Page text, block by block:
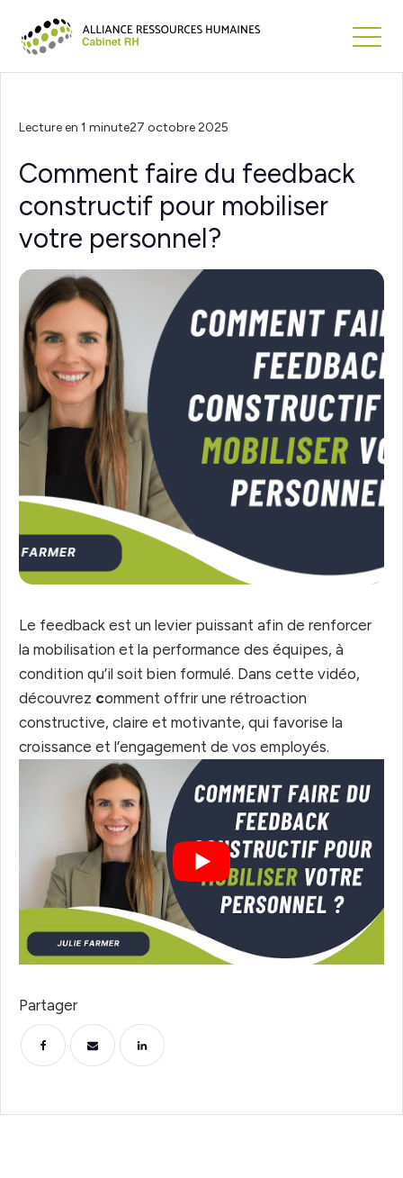
Lecture en 1 minute27 octobre 2025
Comment faire du feedback
constructif pour mobiliser
votre personnel?
Le feedback est un levier puissant afin de renforcer
la mobilisation et la performance des équipes, à
condition qu’il soit bien formulé. Dans cette vidéo,
découvrez comment offrir une rétroaction
constructive, claire et motivante, qui favorise la
croissance et l’engagement de vos employés.
Partager